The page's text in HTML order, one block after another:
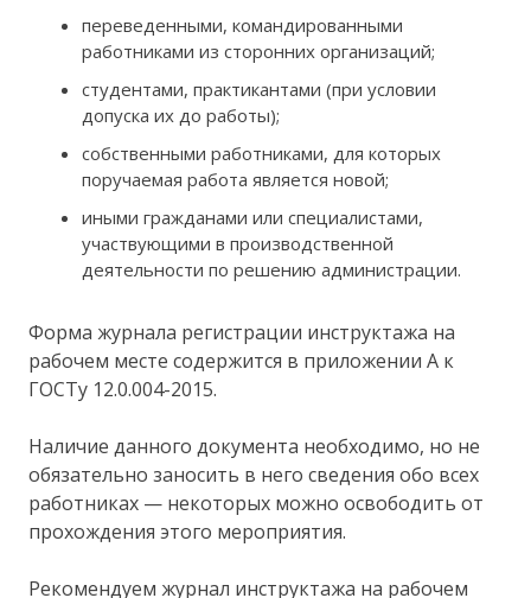
переведенными, командированными
работниками из сторонних организаций;
студентами, практикантами (при условии
допуска их до работы);
собственными работниками, для которых
поручаемая работа является новой;
иными гражданами или специалистами,
участвующими в производственной
деятельности по решению администрации.
Форма журнала регистрации инструктажа на
рабочем месте содержится в приложении А к
ГОСТу 12.0.004-2015.
Наличие данного документа необходимо, но не
обязательно заносить в него сведения обо всех
работниках — некоторых можно освободить от
прохождения этого мероприятия.
Рекомендуем журнал инструктажа на рабочем